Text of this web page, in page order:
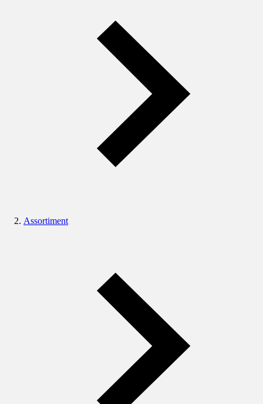
Assortiment